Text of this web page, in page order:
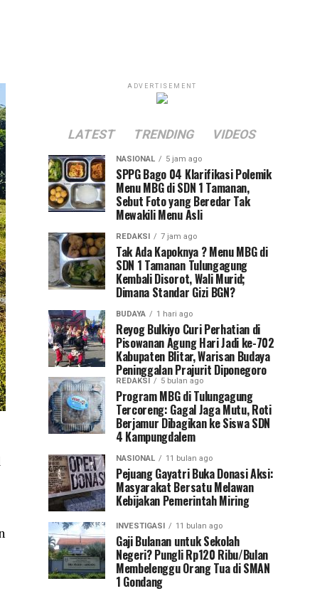
ADVERTISEMENT
LATEST TRENDING VIDEOS
NASIONAL 5 jam ago
SPPG Bago 04 Klarifikasi Polemik
Menu MBG di SDN 1 Tamanan,
Sebut Foto yang Beredar Tak
Mewakili Menu Asli
REDAKSI 7 jam ago
Tak Ada Kapoknya ? Menu MBG di
SDN 1 Tamanan Tulungagung
Kembali Disorot, Wali Murid;
Dimana Standar Gizi BGN?
BUDAYA 1 hari ago
Reyog Bulkiyo Curi Perhatian di
Pisowanan Agung Hari Jadi ke-702
Kabupaten Blitar, Warisan Budaya
Peninggalan Prajurit Diponegoro
REDAKSI 5 bulan ago
Program MBG di Tulungagung
Tercoreng: Gagal Jaga Mutu, Roti
Berjamur Dibagikan ke Siswa SDN
4 Kampungdalem
NASIONAL 11 bulan ago
Pejuang Gayatri Buka Donasi Aksi:
Masyarakat Bersatu Melawan
Kebijakan Pemerintah Miring
INVESTIGASI 11 bulan ago
Gaji Bulanan untuk Sekolah
Negeri? Pungli Rp120 Ribu/Bulan
Membelenggu Orang Tua di SMAN
1 Gondang